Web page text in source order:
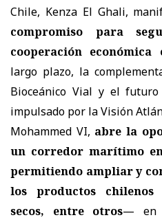
Chile, Kenza El Ghali,
compromiso para
cooperación económica
largo plazo, la
Bioceánico Vial y el
impulsado por la Visión
Mohammed VI, abre la
un corredor marítimo
permitiendo ampliar y
los productos
secos, entre otros— en